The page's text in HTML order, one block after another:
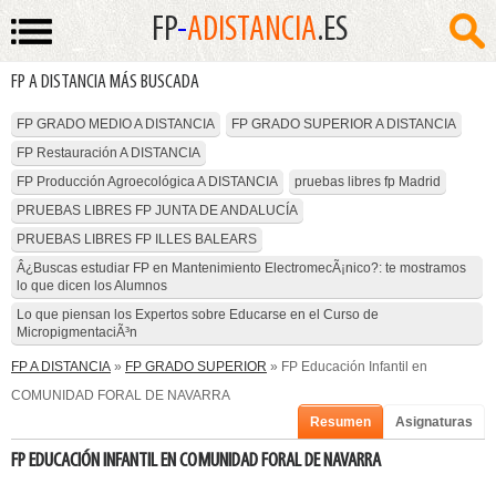
FP-ADISTANCIA.ES
FP A DISTANCIA MÁS BUSCADA
FP GRADO MEDIO A DISTANCIA
FP GRADO SUPERIOR A DISTANCIA
FP Restauración A DISTANCIA
FP Producción Agroecológica A DISTANCIA
pruebas libres fp Madrid
PRUEBAS LIBRES FP JUNTA DE ANDALUCÍA
PRUEBAS LIBRES FP ILLES BALEARS
Â¿Buscas estudiar FP en Mantenimiento ElectromecÃ¡nico?: te mostramos
lo que dicen los Alumnos
Lo que piensan los Expertos sobre Educarse en el Curso de
MicropigmentaciÃ³n
FP A DISTANCIA » FP GRADO SUPERIOR » FP Educación Infantil en
COMUNIDAD FORAL DE NAVARRA
Resumen
Asignaturas
FP EDUCACIÓN INFANTIL EN COMUNIDAD FORAL DE NAVARRA